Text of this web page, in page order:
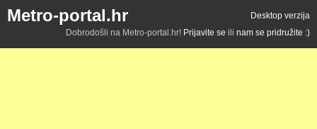
Metro-portal.hr
Desktop verzija
Dobrodošli na Metro-portal.hr! Prijavite se ili nam se pridružite :)